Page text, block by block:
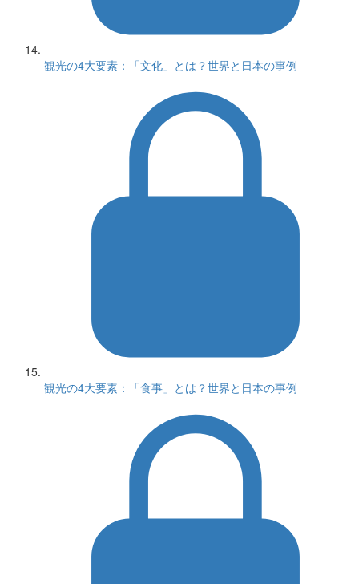
観光の4大要素：「文化」とは？世界と日本の事例
観光の4大要素：「食事」とは？世界と日本の事例